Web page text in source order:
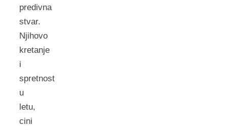
predivna
stvar.
Njihovo
kretanje
i
spretnost
u
letu,
cini